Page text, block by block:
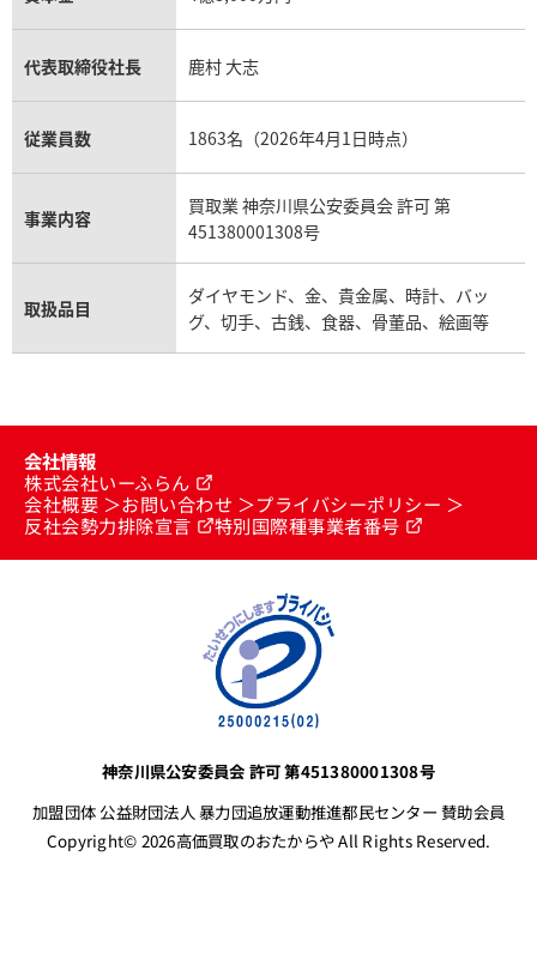
代表取締役社長 鹿村 大志
従業員数 1863名（2026年4月1日時点）
事業内容
買取業 神奈川県公安委員会 許可 第
451380001308号
取扱品目
ダイヤモンド、金、貴金属、時計、バッ
グ、切手、古銭、食器、骨董品、絵画等
会社情報
株式会社いーふらん
会社概要
お問い合わせ
プライバシーポリシー
反社会勢力排除宣言
特別国際種事業者番号
神奈川県公安委員会 許可 第451380001308号
加盟団体 公益財団法人 暴力団追放運動推進都民センター 賛助会員
Copyright© 2026高価買取のおたからや All Rights Reserved.